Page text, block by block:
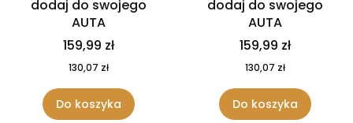
dodaj do swojego
AUTA
159,99 zł
130,07 zł
Do koszyka
dodaj do swojego
AUTA
159,99 zł
130,07 zł
Do koszyka